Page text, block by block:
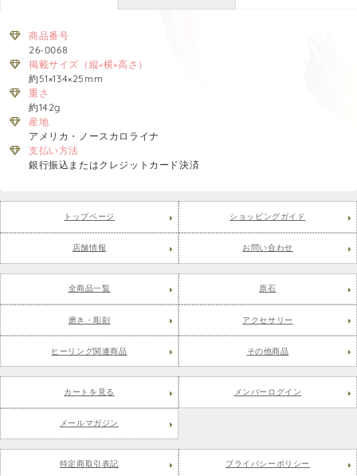
商品番号
26-0068
掲載サイズ（縦×横×高さ）
約51×134×25mm
重さ
約142g
産地
アメリカ・ノースカロライナ
支払い方法
銀行振込またはクレジットカード決済
トップページ ショッピングガイド
店舗情報 お問い合わせ
全商品一覧 原石
磨き・彫刻 アクセサリー
ヒーリング関連商品 その他商品
カートを見る メンバーログイン
メールマガジン
特定商取引表記 プライバシーポリシー